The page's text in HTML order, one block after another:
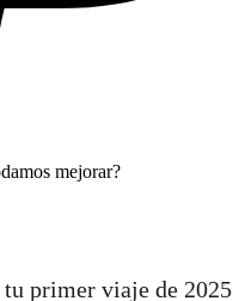
mejorar?
primer viaje de 2025